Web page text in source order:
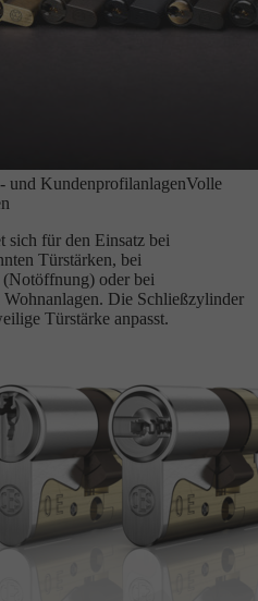
und KundenprofilanlagenVolle
sich für den Einsatz bei
Türstärken, bei
(Notöffnung) oder bei
Die Schließzylinder
Türstärke anpasst.